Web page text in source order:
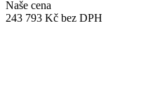
Naše cena
243 793 Kč bez DPH